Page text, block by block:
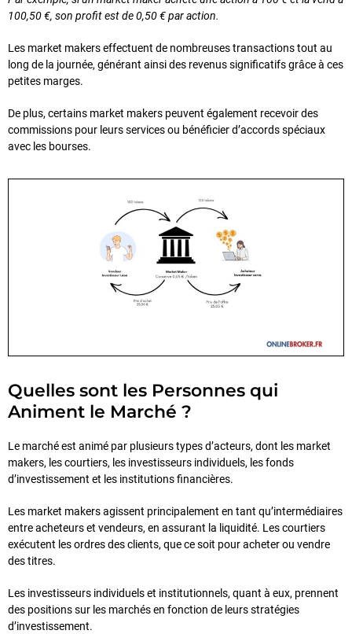
100,50 €, son profit est de 0,50 € par action.
Les market makers effectuent de nombreuses transactions tout au
long de la journée, générant ainsi des revenus significatifs grâce à ces
petites marges.
De plus, certains market makers peuvent également recevoir des
commissions pour leurs services ou bénéficier d’accords spéciaux
avec les bourses.
Quelles sont les Personnes qui
Animent le Marché ?
Le marché est animé par plusieurs types d’acteurs, dont les market
makers, les courtiers, les investisseurs individuels, les fonds
d’investissement et les institutions financières.
Les market makers agissent principalement en tant qu’intermédiaires
entre acheteurs et vendeurs, en assurant la liquidité. Les courtiers
exécutent les ordres des clients, que ce soit pour acheter ou vendre
des titres.
Les investisseurs individuels et institutionnels, quant à eux, prennent
des positions sur les marchés en fonction de leurs stratégies
d’investissement.